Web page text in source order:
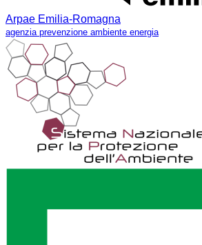
Arpae Emilia-Romagna
agenzia prevenzione ambiente energia